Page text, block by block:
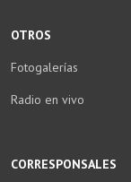
CORRESPONSALES
OTROS
Fotogalerías
Radio en vivo